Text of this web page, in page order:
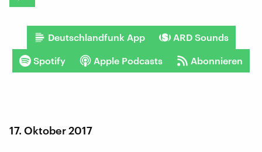
Deutschlandfunk App ARD Sounds
Spotify Apple Podcasts Abonnieren
17. Oktober 2017